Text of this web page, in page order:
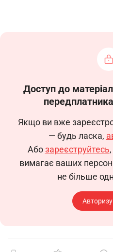
1.1. Ця посадова
функціональні
відповідальність
(далі – директор).
1.2. Директор
звільняється з
______________.
безпосередньо
культуру», правилами з
Доступ до
Якщо ви вже
— будь ласка,
Абозареєструйтесь
вимагає ваших
не більше